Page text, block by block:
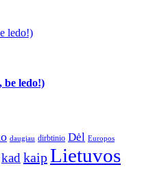
ledo!)
be ledo!)
daugiau dirbtinio Dėl Europos
kad kaipLietuvos